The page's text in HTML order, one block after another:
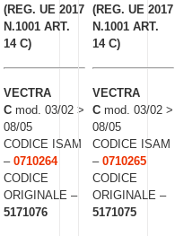
(REG. UE 2017
N.1001 ART.
14 C)
VECTRA
Cmod. 03/02 >
08/05
CODICE ISAM
–0710264
CODICE
ORIGINALE –
5171076
(REG. UE 2017
N.1001 ART.
14 C)
VECTRA
C mod. 03/02 >
08/05
CODICE ISAM
– 0710265
CODICE
ORIGINALE –
5171075